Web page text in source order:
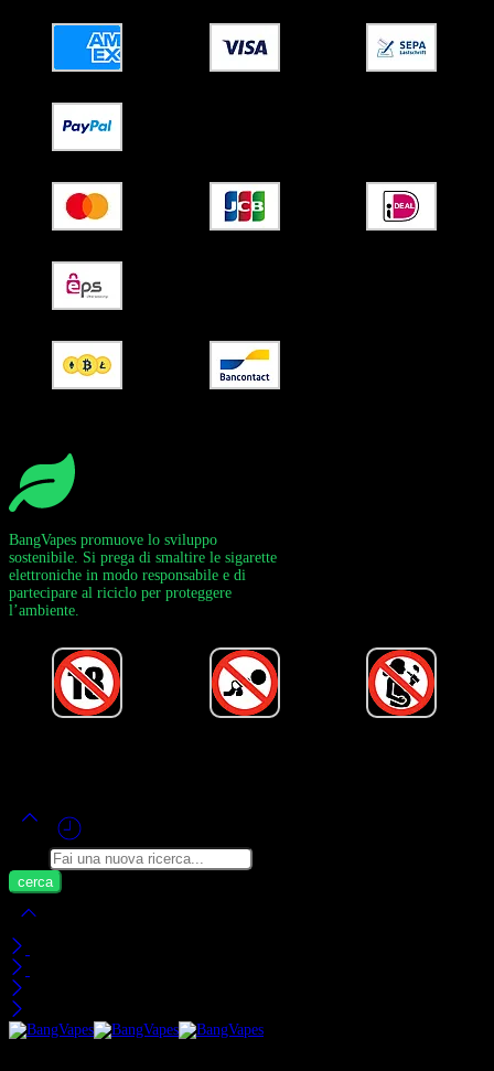
BangVapes promuove lo sviluppo
sostenibile. Si prega di smaltire le sigarette
elettroniche in modo responsabile e di
partecipare al riciclo per proteggere
l’ambiente.